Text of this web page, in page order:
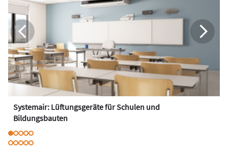
Systemair: Lüftungsgeräte für Schulen und
Bildungsbauten